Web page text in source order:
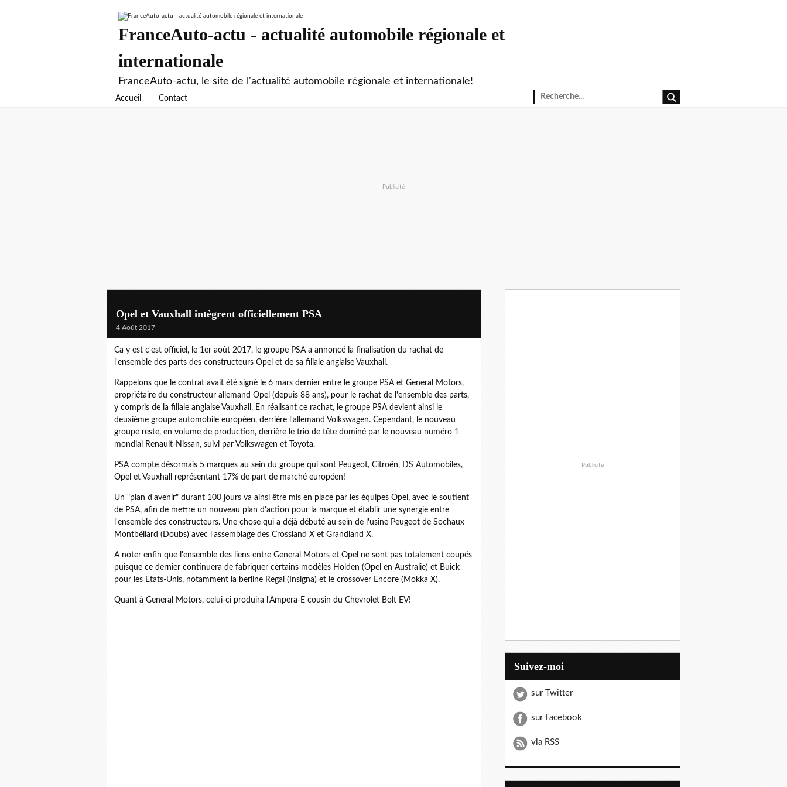
FranceAuto-actu - actualité automobile régionale et
internationale
FranceAuto-actu, le site de l'actualité automobile régionale et internationale!
Accueil Contact
Publicité
Opel et Vauxhall intègrent officiellement PSA
4 Août 2017
Ca y est c'est officiel, le 1er août 2017, le groupe PSA a annoncé la finalisation du rachat de
l'ensemble des parts des constructeurs Opel et de sa filiale anglaise Vauxhall.
Rappelons que le contrat avait été signé le 6 mars dernier entre le groupe PSA et General Motors,
propriétaire du constructeur allemand Opel (depuis 88 ans), pour le rachat de l'ensemble des parts,
y compris de la filiale anglaise Vauxhall. En réalisant ce rachat, le groupe PSA devient ainsi le
deuxième groupe automobile européen, derrière l'allemand Volkswagen. Cependant, le nouveau
groupe reste, en volume de production, derrière le trio de tête dominé par le nouveau numéro 1
mondial Renault-Nissan, suivi par Volkswagen et Toyota.
PSA compte désormais 5 marques au sein du groupe qui sont Peugeot, Citroën, DS Automobiles,
Opel et Vauxhall représentant 17% de part de marché européen!
Un "plan d'avenir" durant 100 jours va ainsi être mis en place par les équipes Opel, avec le soutient
de PSA, afin de mettre un nouveau plan d'action pour la marque et établir une synergie entre
l'ensemble des constructeurs. Une chose qui a déjà débuté au sein de l'usine Peugeot de Sochaux
Montbéliard (Doubs) avec l'assemblage des Crossland X et Grandland X.
A noter enfin que l'ensemble des liens entre General Motors et Opel ne sont pas totalement coupés
puisque ce dernier continuera de fabriquer certains modèles Holden (Opel en Australie) et Buick
pour les Etats-Unis, notamment la berline Regal (Insigna) et le crossover Encore (Mokka X).
Quant à General Motors, celui-ci produira l'Ampera-E cousin du Chevrolet Bolt EV!
Publicité
Suivez-moi
sur Twitter
sur Facebook
via RSS